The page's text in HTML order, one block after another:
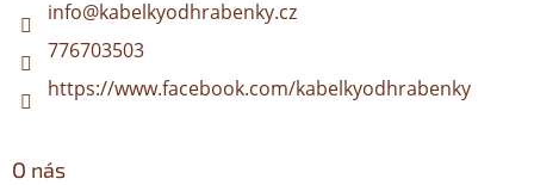
info@kabelkyodhrabenky.cz
776703503
https://www.facebook.com/kabelkyodhrabenky
O nás